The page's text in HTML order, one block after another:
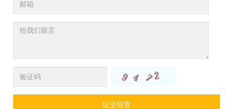
提交留言